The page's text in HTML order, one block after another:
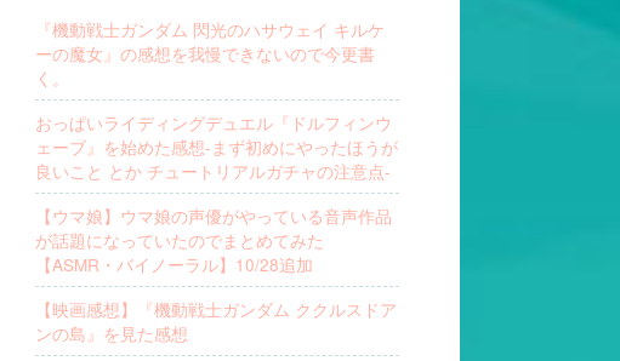
『機動戦士ガンダム 閃光のハサウェイ キルケ
ーの魔女』の感想を我慢できないので今更書
く。
おっぱいライディングデュエル『ドルフィンウ
ェーブ』を始めた感想-まず初めにやったほうが
良いこと とか チュートリアルガチャの注意点-
【ウマ娘】ウマ娘の声優がやっている音声作品
が話題になっていたのでまとめてみた
【ASMR・バイノーラル】10/28追加
【映画感想】『機動戦士ガンダム ククルスドア
ンの島』を見た感想